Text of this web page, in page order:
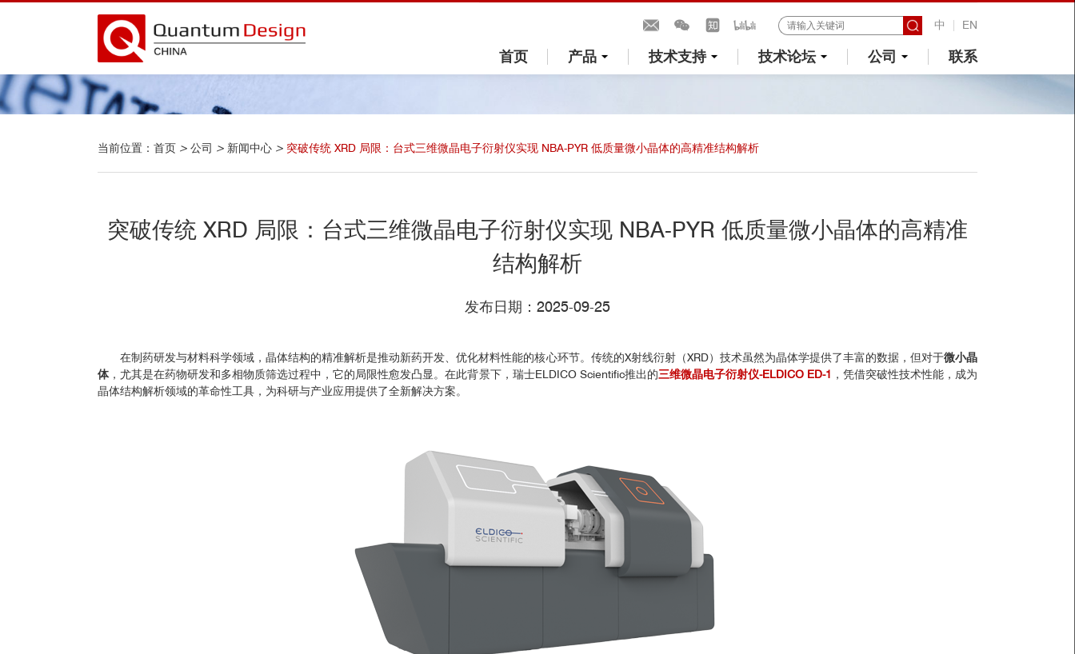
中 EN
首页 产品 技术支持 技术论坛 公司 联系
当前位置： 首页 > 公司 > 新闻中心 > 突破传统 XRD 局限：台式三维微晶电子衍射仪实现 NBA-PYR 低质量微小晶体的高精准结构解析
突破传统 XRD 局限：台式三维微晶电子衍射仪实现 NBA-PYR 低质量微小晶体的高精准
结构解析
发布日期：2025-09-25
在制药研发与材料科学领域，晶体结构的精准解析是推动新药开发、优化材料性能的核心环节。传统的X射线衍射（XRD）技术虽然为晶体学提供了丰富的数据，但对于微小晶
体，尤其是在药物研发和多相物质筛选过程中，它的局限性愈发凸显。在此背景下，瑞士ELDICO Scientific推出的三维微晶电子衍射仪-ELDICO ED-1 ，凭借突破性技术性能，成为
晶体结构解析领域的革命性工具，为科研与产业应用提供了全新解决方案。